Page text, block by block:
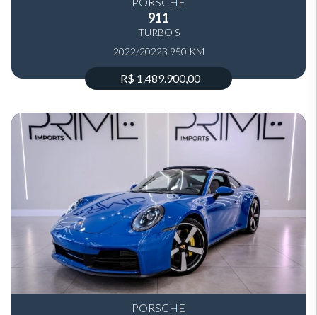
911
TURBO S
2022/20223.950 KM
R$ 1.489.900,00
PORSCHE